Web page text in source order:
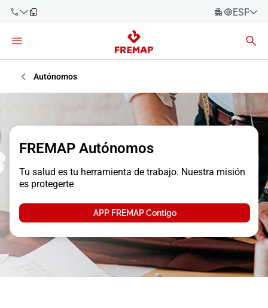
900 61 00
61
900 61 00
Español
Galego
Valencià
Asesorías
Trabajadores
Autónomos
Proveedores
Autónomos
FREMAP Autónomos
Tu salud es tu herramienta de trabajo. Nuestra misión
es protegerte
APP FREMAP Contigo